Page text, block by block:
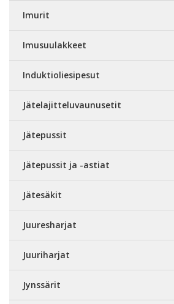
Imurit
Imusuulakkeet
Induktioliesipesut
Jätelajitteluvaunusetit
Jätepussit
Jätepussit ja -astiat
Jätesäkit
Juuresharjat
Juuriharjat
Jynssärit